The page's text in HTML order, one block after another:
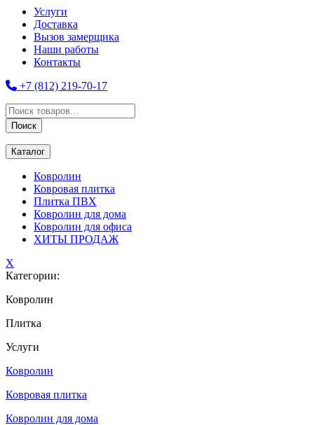
Услуги
Доставка
Вызов замерщика
Наши работы
Контакты
+7 (812) 219-70-17
Поиск
товаров
Поиск
Каталог
Ковролин
Ковровая плитка
Плитка ПВХ
Ковролин для дома
Ковролин для офиса
ХИТЫ ПРОДАЖ
X
Категории:
Ковролин
Плитка
Услуги
Ковролин
Ковровая плитка
Ковролин для дома